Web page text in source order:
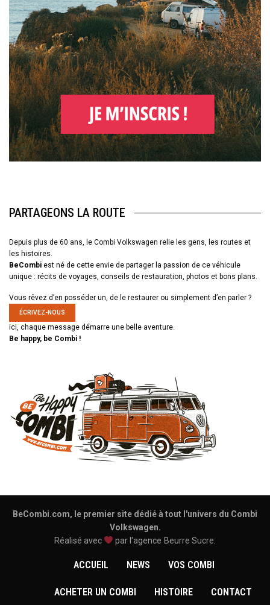
PARTAGEONS LA ROUTE
Depuis plus de 60 ans, le Combi Volkswagen relie les gens, les routes et
les histoires.
BeCombi est né de cette envie de partager la passion de ce véhicule
unique : récits de voyages, conseils de restauration, photos et bons plans.
Vous rêvez d’en posséder un, de le restaurer ou simplement d’en parler ?
ÉCRIVEZ-NOUS
ici, chaque message démarre une belle aventure.
Be happy, be Combi !
BeCombi.com, le premier site dédié à tout l'univers du Combi
Volkswagen.
Réalisé avec
par l'agence Beurre Sucre
ACCUEIL NEWS VOS COMBI
ACHETER UN COMBI HISTOIRE CONTACT